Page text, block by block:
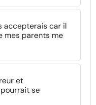
accepterais car il
mes parents me
et
se